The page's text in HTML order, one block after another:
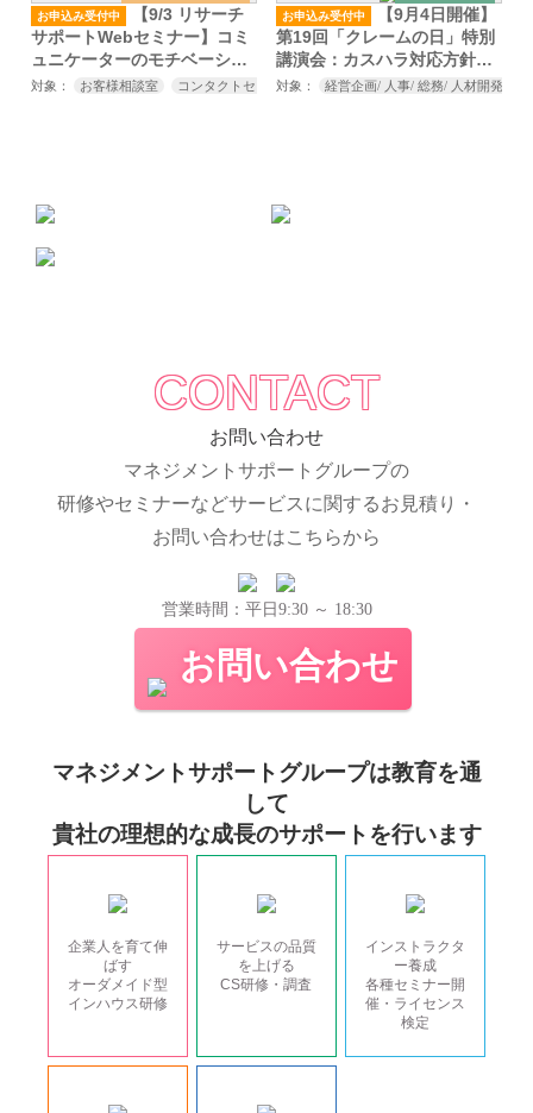
お申込み受付中
【9/3 リサーチ
サポートWebセミナー】コミ
ュニケーターのモチベーショ
ンを高める指導力向上セミナ
対象： お客様相談室 コンタクトセンター 顧客対応関連部門 センター長
お申込み受付中
【9月4日開催】
第19回「クレームの日」特別
講演会：カスハラ対応方針
は、現場まで落とし込めてい
対象： 経営企画/ 人事/ 総務/ 人材開発/ 教
CONTACT
お問い合わせ
マネジメントサポートグループの
研修やセミナーなどサービスに関するお見積り・
お問い合わせはこちらから
営業時間：平日9:30 ～ 18:30
お問い合わせ
マネジメントサポートグループは教育を通
して
貴社の理想的な成長のサポートを行います
企業人を育て伸
ばす
オーダメイド型
インハウス研修
サービスの品質
を上げる
CS研修・調査
インストラクタ
ー養成
各種セミナー開
催・ライセンス
検定